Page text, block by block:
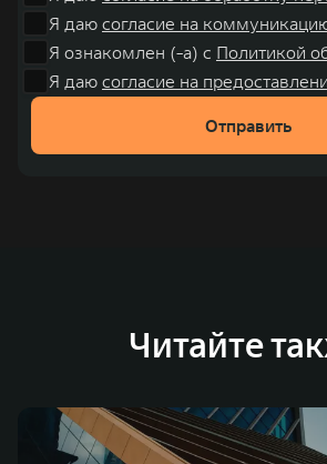
Я даю согласие на
Я ознакомлен (-а) с Политикой
Я даю согласие на
Отправить
Читайте